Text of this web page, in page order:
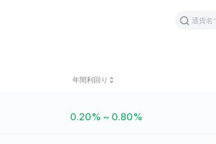
年間利回り
0.20% ~ 0.80%